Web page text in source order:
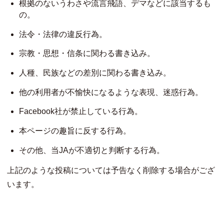
根拠のないうわさや流言飛語、デマなどに該当するも
の。
法令・法律の違反行為。
宗教・思想・信条に関わる書き込み。
人種、民族などの差別に関わる書き込み。
他の利用者が不愉快になるような表現、迷惑行為。
Facebook社が禁止している行為。
本ページの趣旨に反する行為。
その他、当JAが不適切と判断する行為。
上記のような投稿については予告なく削除する場合がござ
います。